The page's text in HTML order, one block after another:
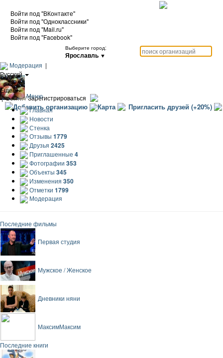
Войти под "ВКонтакте"
Войти под "Одноклассники"
Войти под "Mail.ru"
Войти под "Facebook"
Выберите город:
Ярославль ▼
Модерация |
Русский
|
Еще
|Войти / Зарегистрироваться
Добавить организацию Карта Пригласить друзей (+20%)
Меню
Главная
Новости
Стенка
Отзывы 1779
Друзья 2425
Приглашенные 4
Фотографии 353
Объекты 345
Изменения 350
Отметки 1799
Модерация
Последние фильмы
Первая студия
Мужское / Женское
Дневники няни
МаксимМаксим
Последние книги